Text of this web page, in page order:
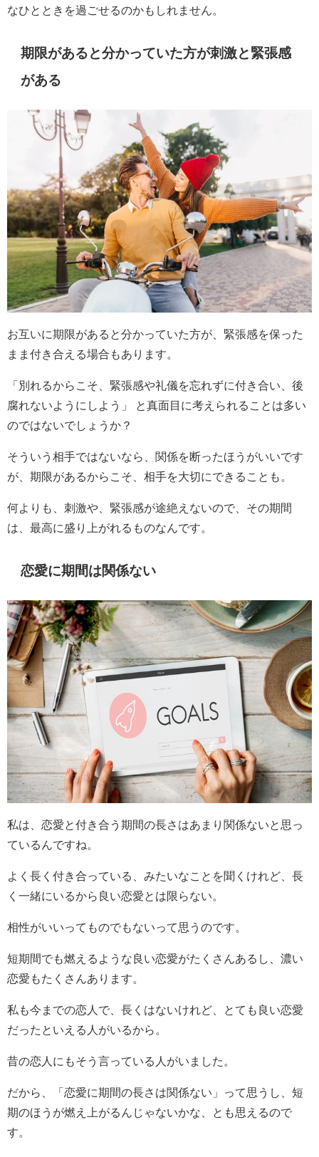
なひとときを過ごせるのかもしれません。
期限があると分かっていた方が刺激と緊張感
がある
お互いに期限があると分かっていた方が、緊張感を保った
まま付き合える場合もあります。
「別れるからこそ、緊張感や礼儀を忘れずに付き合い、後
腐れないようにしよう」 と真面目に考えられることは多い
のではないでしょうか？
そういう相手ではないなら、関係を断ったほうがいいです
が、期限があるからこそ、相手を大切にできることも。
何よりも、刺激や、緊張感が途絶えないので、その期間
は、最高に盛り上がれるものなんです。
恋愛に期間は関係ない
私は、恋愛と付き合う期間の長さはあまり関係ないと思っ
ているんですね。
よく長く付き合っている、みたいなことを聞くけれど、長
く一緒にいるから良い恋愛とは限らない。
相性がいいってものでもないって思うのです。
短期間でも燃えるような良い恋愛がたくさんあるし、濃い
恋愛もたくさんあります。
私も今までの恋人で、長くはないけれど、とても良い恋愛
だったといえる人がいるから。
昔の恋人にもそう言っている人がいました。
だから、「恋愛に期間の長さは関係ない」って思うし、短
期のほうが燃え上がるんじゃないかな、とも思えるので
す。